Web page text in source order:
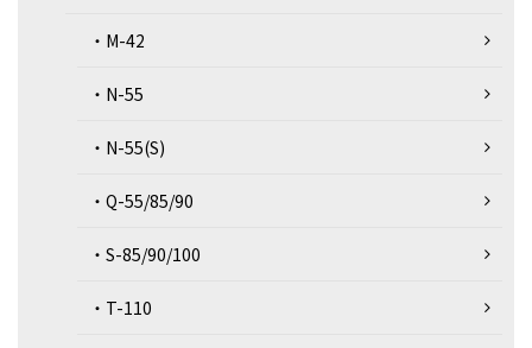
・M-42
・N-55
・N-55(S)
・Q-55/85/90
・S-85/90/100
・T-110